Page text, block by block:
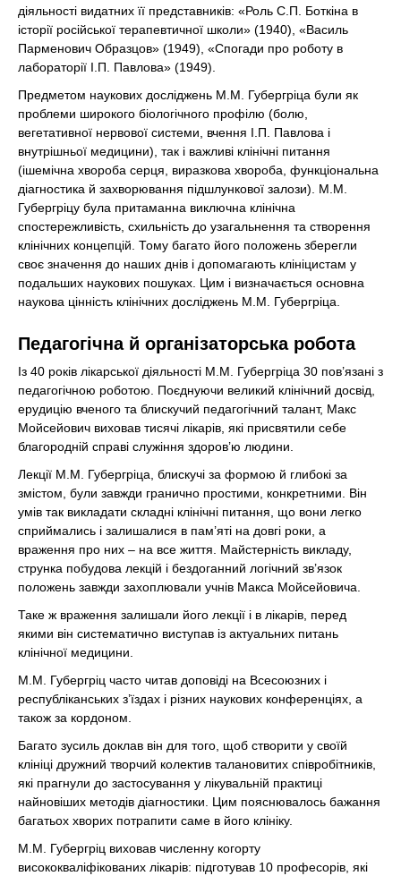
діяльності видатних її представників: «Роль С.П. Боткіна в
історії російської терапевтичної школи» (1940), «Василь
Парменович Образцов» (1949), «Спогади про роботу в
лабораторії І.П. Павлова» (1949).
Предметом наукових досліджень М.М. Губергріца були як
проблеми широкого біологічного профілю (болю,
вегетативної нервової системи, вчення І.П. Павлова і
внутрішньої медицини), так і важливі клінічні питання
(ішемічна хвороба серця, виразкова хвороба, функціональна
діагностика й захворювання підшлункової залози). М.М.
Губергріцу була притаманна виключна клінічна
спостережливість, схильність до узагальнення та створення
клінічних концепцій. Тому багато його положень зберегли
своє значення до наших днів і допомагають клініцистам у
подальших наукових пошуках. Цим і визначається основна
наукова цінність клінічних досліджень М.М. Губергріца.
Педагогічна й організаторська робота
Із 40 років лікарської діяльності М.М. Губергріца 30 пов’язані з
педагогічною роботою. Поєднуючи великий клінічний досвід,
ерудицію вченого та блискучий педагогічний талант, Макс
Мойсейович виховав тисячі лікарів, які присвятили себе
благородній справі служіння здоров’ю людини.
Лекції М.М. Губергріца, блискучі за формою й глибокі за
змістом, були завжди гранично простими, конкретними. Він
умів так викладати складні клінічні питання, що вони легко
сприймались і залишалися в пам’яті на довгі роки, а
враження про них – на все життя. Майстерність викладу,
струнка побудова лекцій і бездоганний логічний зв’язок
положень завжди захоплювали учнів Макса Мойсейовича.
Таке ж враження залишали його лекції і в лікарів, перед
якими він систематично виступав із актуальних питань
клінічної медицини.
М.М. Губергріц часто читав доповіді на Всесоюзних і
республіканських з’їздах і різних наукових конференціях, а
також за кордоном.
Багато зусиль доклав він для того, щоб створити у своїй
клініці дружний творчий колектив талановитих співробітників,
які прагнули до застосування у лікувальній практиці
найновіших методів діагностики. Цим пояснювалось бажання
багатьох хворих потрапити саме в його клініку.
М.М. Губергріц виховав численну когорту
висококваліфікованих лікарів: підготував 10 професорів, які